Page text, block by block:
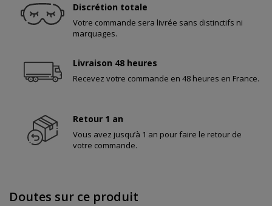
Discrétion totale
Votre commande sera livrée sans distinctifs ni
marquages.
Livraison 48 heures
Recevez votre commande en 48 heures en France.
Retour 1 an
Vous avez jusqu’à 1 an pour faire le retour de
votre commande.
Doutes sur ce produit